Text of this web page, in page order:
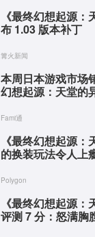
《最终幻想起源
布 1.03 版本补丁
篝火新闻
本周日本游戏市场
幻想起源：天堂的
Fami通
《最终幻想起源
的换装玩法令人上
Polygon
《最终幻想起源
评测 7 分：怒满胸